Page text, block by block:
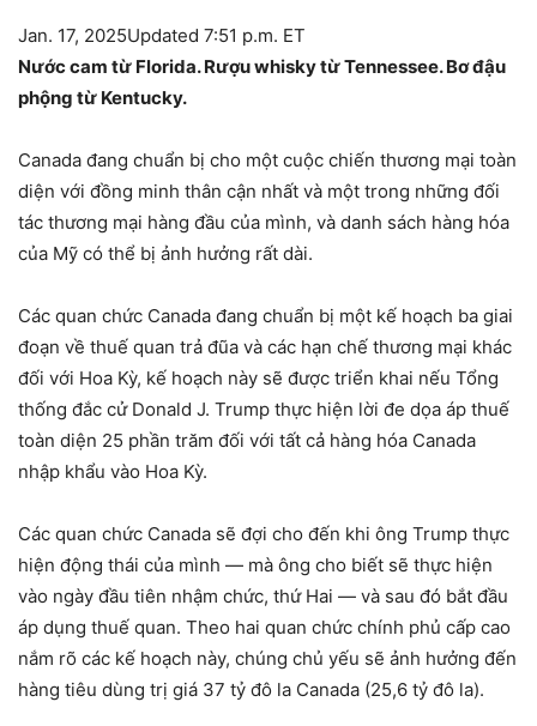
Jan. 17, 2025Updated 7:51 p.m. ET
Nước cam từ Florida. Rượu whisky từ Tennessee. Bơ đậu
phộng từ Kentucky.
Canada đang chuẩn bị cho một cuộc chiến thương mại toàn
diện với đồng minh thân cận nhất và một trong những đối
tác thương mại hàng đầu của mình, và danh sách hàng hóa
của Mỹ có thể bị ảnh hưởng rất dài.
Các quan chức Canada đang chuẩn bị một kế hoạch ba giai
đoạn về thuế quan trả đũa và các hạn chế thương mại khác
đối với Hoa Kỳ, kế hoạch này sẽ được triển khai nếu Tổng
thống đắc cử Donald J. Trump thực hiện lời đe dọa áp thuế
toàn diện 25 phần trăm đối với tất cả hàng hóa Canada
nhập khẩu vào Hoa Kỳ.
Các quan chức Canada sẽ đợi cho đến khi ông Trump thực
hiện động thái của mình — mà ông cho biết sẽ thực hiện
vào ngày đầu tiên nhậm chức, thứ Hai — và sau đó bắt đầu
áp dụng thuế quan. Theo hai quan chức chính phủ cấp cao
nắm rõ các kế hoạch này, chúng chủ yếu sẽ ảnh hưởng đến
hàng tiêu dùng trị giá 37 tỷ đô la Canada (25,6 tỷ đô la).